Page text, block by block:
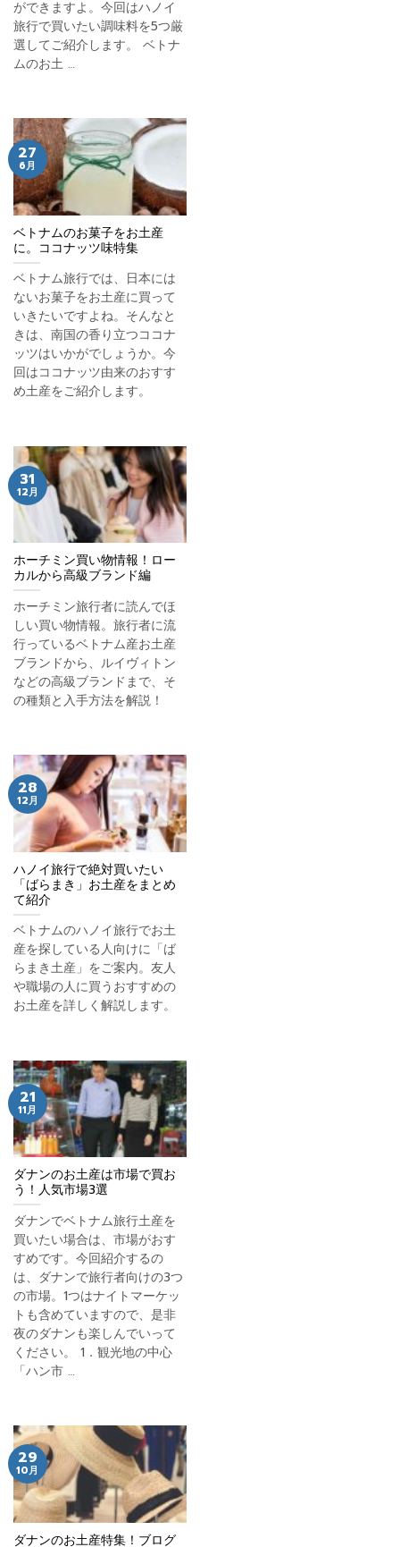
ができますよ。今回はハノイ
旅行で買いたい調味料を5つ厳
選してご紹介します。 ベトナ
ムのお土 …
ベトナムのお菓子をお土産
に。ココナッツ味特集
ベトナム旅行では、日本には
ないお菓子をお土産に買って
いきたいですよね。そんなと
きは、南国の香り立つココナ
ッツはいかがでしょうか。今
回はココナッツ由来のおすす
め土産をご紹介します。
27
6月
ホーチミン買い物情報！ロー
カルから高級ブランド編
ホーチミン旅行者に読んでほ
しい買い物情報。旅行者に流
行っているベトナム産お土産
ブランドから、ルイヴィトン
などの高級ブランドまで、そ
の種類と入手方法を解説！
31
12月
ハノイ旅行で絶対買いたい
「ばらまき」お土産をまとめ
て紹介
ベトナムのハノイ旅行でお土
産を探している人向けに「ば
らまき土産」をご案内。友人
や職場の人に買うおすすめの
お土産を詳しく解説します。
28
12月
ダナンのお土産は市場で買お
う！人気市場3選
ダナンでベトナム旅行土産を
買いたい場合は、市場がおす
すめです。今回紹介するの
は、ダナンで旅行者向けの3つ
の市場。1つはナイトマーケッ
トも含めていますので、是非
夜のダナンも楽しんでいって
ください。 1．観光地の中心
「ハン市 …
21
11月
ダナンのお土産特集！ブログ
29
10月